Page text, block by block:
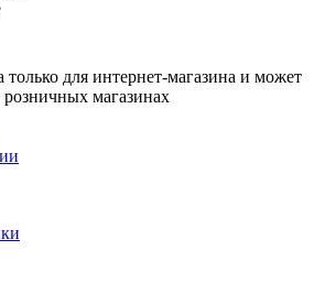
только для интернет-магазина и может
розничных магазинах